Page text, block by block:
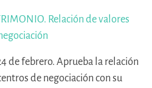
Relación de valores
de febrero. Aprueba la relación
de negociación con su